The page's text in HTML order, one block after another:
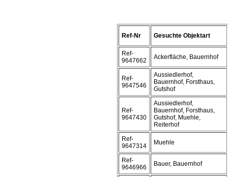
Ref-Nr Gesuchte Objektart
Ref-
9647662
Ackerfläche, Bauernhof
Ref-
9647546
Aussiedlerhof,
Bauernhof, Forsthaus,
Gutshof
Ref-
9647430
Aussiedlerhof,
Bauernhof, Forsthaus,
Gutshof, Muehle,
Reiterhof
Ref-
9647314
Muehle
Ref-
9646966
Bauer, Bauernhof